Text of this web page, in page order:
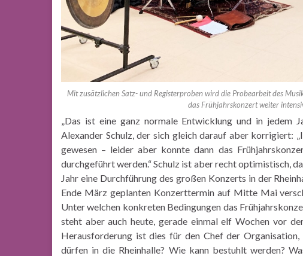
Mit zusätzlichen Satz- und Registerproben wird die Probearbeit des
das Frühjahrskonzert weiter
„Das ist eine ganz normale Entwicklung und in jedem
Alexander Schulz, der sich gleich darauf aber korrigiert:
gewesen – leider aber konnte dann das
durchgeführt werden.“ Schulz ist aber recht optimistisch,
Jahr eine Durchführung des großen Konzerts in der
Ende März geplanten Konzerttermin auf Mitte Mai
Unter welchen konkreten Bedingungen das
steht aber auch heute, gerade einmal elf Wochen vor
Herausforderung ist dies für den Chef der
dürfen in die Rheinhalle? Wie kann bestuhlt werden?